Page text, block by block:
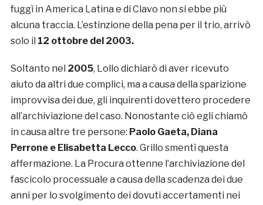
fuggì in America Latina e di Clavo non si ebbe più
alcuna traccia. L’estinzione della pena per il trio, arrivò
solo il 12 ottobre del 2003.
Soltanto nel 2005, Lollo dichiarò di aver ricevuto
aiuto da altri due complici, ma a causa della sparizione
improvvisa dei due, gli inquirenti dovettero procedere
all’archiviazione del caso. Nonostante ciò egli chiamò
in causa altre tre persone: Paolo Gaeta, Diana
Perrone e Elisabetta Lecco. Grillo smentì questa
affermazione. La Procura ottenne l’archiviazione del
fascicolo processuale a causa della scadenza dei due
anni per lo svolgimento dei dovuti accertamenti nei